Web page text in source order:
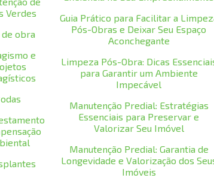
Verdes
obra
e
Guia Prático para Facilitar a
Pós-Obras e Deixar Seu Espaço
Aconchegante
Limpeza Pós-Obra: Dicas
para Garantir um Ambiente
Impecável
Manutenção Predial: Estratégias
Essenciais para Preservar e
Valorizar Seu Imóvel
Manutenção Predial: Garantia de
Longevidade e Valorização dos
Imóveis